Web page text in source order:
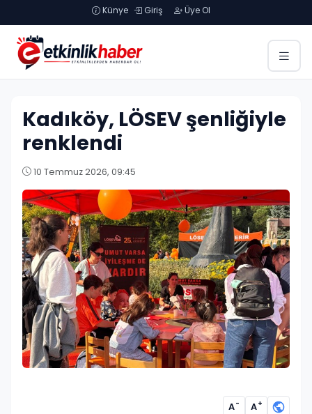
Künye Giriş Üye Ol
Kadıköy, LÖSEV şenliğiyle
renklendi
10 Temmuz 2026, 09:45
A- A+